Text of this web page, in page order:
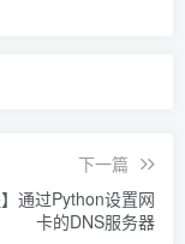
下一篇
】通过Python设置网
卡的DNS服务器